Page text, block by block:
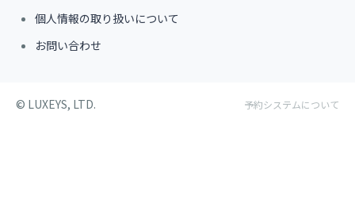
個人情報の取り扱いについて
お問い合わせ
©︎ LUXEYS, LTD. 予約システムについて